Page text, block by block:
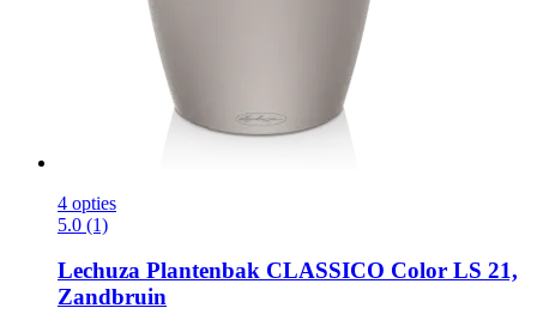
4 opties
5.0 (1)
Lechuza Plantenbak CLASSICO Color LS 21,
Zandbruin